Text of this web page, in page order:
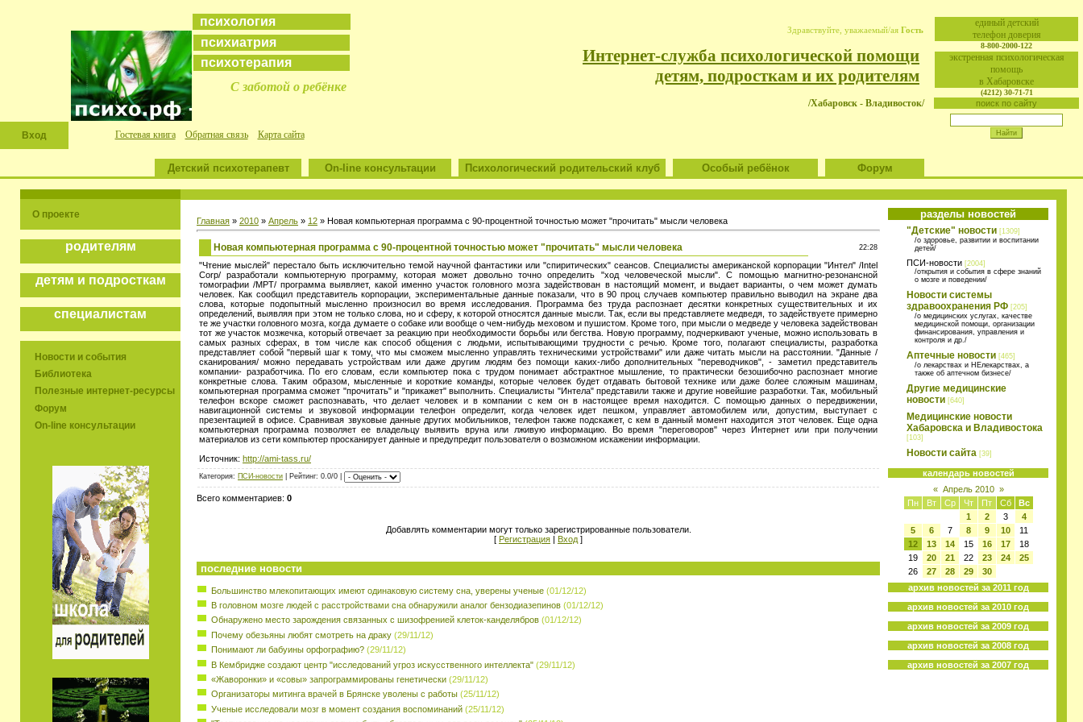
eдиный детский
телефон доверия
8-800-2000-122
экстренная психологическая
помощь
в Хабаровске
(4212) 30-71-71
поиск по сайту
психология
психиатрия
психотерапия
С заботой о ребёнке
Здравствуйте, уважаемый/ая Гость
Интернет-служба психологической помощи
детям, подросткам и их родителям
/Хабаровск - Владивосток/
Вход Гостевая книга Обратная связь Карта сайта
Детский психотерапевт On-line консультации Психологический родительский клуб Особый ребёнок Форум
О проекте
родителям
детям и подросткам
специалистам
Новости и события
Библиотека
Полезные интернет-ресурсы
Форум
On-line консультации
Главная » 2010 » Апрель » 12 » Новая компьютерная программа с 90-процентной точностью может "прочитать" мысли человека
Новая компьютерная программа с 90-процентной точностью может "прочитать" мысли человека 22:28
"Чтение мыслей" перестало быть исключительно темой научной фантастики или "спиритических" сеансов. Специалисты американской корпорации "Интел" /Intel
Corp/ разработали компьютерную программу, которая может довольно точно определить "ход человеческой мысли". С помощью магнитно-резонансной
томографии /МРТ/ программа выявляет, какой именно участок головного мозга задействован в настоящий момент, и выдает варианты, о чем может думать
человек. Как сообщил представитель корпорации, экспериментальные данные показали, что в 90 проц случаев компьютер правильно выводил на экране два
слова, которые подопытный мысленно произносил во время исследования. Программа без труда распознает десятки конкретных существительных и их
определений, выявляя при этом не только слова, но и сферу, к которой относятся данные мысли. Так, если вы представляете медведя, то задействуете примерно
те же участки головного мозга, когда думаете о собаке или вообще о чем-нибудь меховом и пушистом. Кроме того, при мысли о медведе у человека задействован
тот же участок мозжечка, который отвечает за реакцию при необходимости борьбы или бегства. Новую программу, подчеркивают ученые, можно использовать в
самых разных сферах, в том числе как способ общения с людьми, испытывающими трудности с речью. Кроме того, полагают специалисты, разработка
представляет собой "первый шаг к тому, что мы сможем мысленно управлять техническими устройствами" или даже читать мысли на расстоянии. "Данные /
сканирования/ можно передавать устройствам или даже другим людям без помощи каких-либо дополнительных "переводчиков", - заметил представитель
компании- разработчика. По его словам, если компьютер пока с трудом понимает абстрактное мышление, то практически безошибочно распознает многие
конкретные слова. Таким образом, мысленные и короткие команды, которые человек будет отдавать бытовой технике или даже более сложным машинам,
компьютерная программа сможет "прочитать" и "прикажет" выполнить. Специалисты "Интела" представили также и другие новейшие разработки. Так, мобильный
телефон вскоре сможет распознавать, что делает человек и в компании с кем он в настоящее время находится. С помощью данных о передвижении,
навигационной системы и звуковой информации телефон определит, когда человек идет пешком, управляет автомобилем или, допустим, выступает с
презентацией в офисе. Сравнивая звуковые данные других мобильников, телефон также подскажет, с кем в данный момент находится этот человек. Еще одна
компьютерная программа позволяет ее владельцу выявить вруна или лживую информацию. Во время "переговоров" через Интернет или при получении
материалов из сети компьютер просканирует данные и предупредит пользователя о возможном искажении информации.
Источник: http://ami-tass.ru/
Категория: ПСИ-новости | Рейтинг: 0.0/0 |
Всего комментариев: 0
Добавлять комментарии могут только зарегистрированные пользователи.
[ Регистрация | Вход ]
последние новости
Большинство млекопитающих имеют одинаковую систему сна, уверены ученые (01/12/12)
В головном мозге людей с расстройствами сна обнаружили аналог бензодиазепинов (01/12/12)
Обнаружено место зарождения связанных с шизофренией клеток-канделябров (01/12/12)
Почему обезьяны любят смотреть на драку (29/11/12)
Понимают ли бабуины орфографию? (29/11/12)
В Кембридже создают центр "исследований угроз искусственного интеллекта" (29/11/12)
«Жаворонки» и «совы» запрограммированы генетически (29/11/12)
Организаторы митинга врачей в Брянске уволены с работы (25/11/12)
Ученые исследовали мозг в момент создания воспоминаний (25/11/12)
разделы новостей
"Детские" новости [1309]
/о здоровье, развитии и воспитании
детей/
ПСИ-новости [2004]
/открытия и события в сфере знаний
о мозге и поведении/
Новости системы
здравоохранения РФ [205]
/о медицинских услугах, качестве
медицинской помощи, организации
финансирования, управления и
контроля и др./
Аптечные новости [465]
/о лекарствах и НЕлекарствах, а
также об аптечном бизнесе/
Другие медицинские
новости [640]
Медицинские новости
Хабаровска и Владивостока
[103]
Новости сайта [39]
календарь новостей
« Апрель 2010 »
Пн
Вт Ср Чт Пт Сб
Вс
1
2 3
4
5
6 7 8 9 10
11
12
13 14 15 16 17
18
19
20 21 22 23 24
25
26
27 28 29
30
архив новостей за 2011 год
архив новостей за 2010 год
архив новостей за 2009 год
архив новостей за 2008 год
архив новостей за 2007 год